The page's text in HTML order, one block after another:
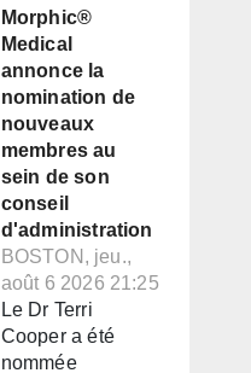
Morphic®
Medical
annonce la
nomination de
nouveaux
membres au
sein de son
conseil
d'administration
BOSTON, jeu.,
août 6 2026 21:25
Le Dr Terri
Cooper a été
nommée